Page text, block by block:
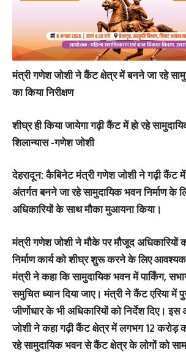
मंत्री गणेश जोशी ने कैंट क्षेत्र में बनने जा रहे
का किया निरीक्षण
शीघ्र ही किया जायेगा गढ़ी कैंट में हो रहे
शिलान्यास -गणेश जोशी
देहरादून: कैबिनेट मंत्री गणेश जोशी ने गढ़ी कैंट
अंतर्गत बनने जा रहे सामुदायिक भवन निर्माण के
अधिकारियों के साथ मौका मुआयना किया।
मंत्री गणेश जोशी ने मौके पर मौजूद अधिकारियों
निर्माण कार्य को शीघ्र शुरू करने के लिए आवश्यक
मंत्री ने कहा कि सामुदायिक भवन में पार्किंग,
समुचित ध्यान दिया जाए। मंत्री ने कैंट एरिया में
जीर्णोधार के भी अधिकारियों को निर्देश दिए।
जोशी ने कहा गढ़ी कैंट क्षेत्र में लगभग 12 करोड़
रहे सामुदायिक भवन से कैंट क्षेत्र के लोगों को